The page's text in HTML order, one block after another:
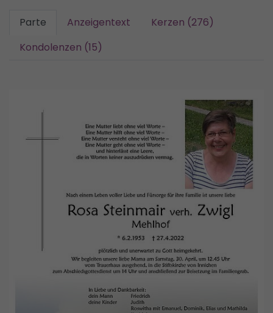
Parte Anzeigentext
Kerzen (276)
Kondolenzen (15)